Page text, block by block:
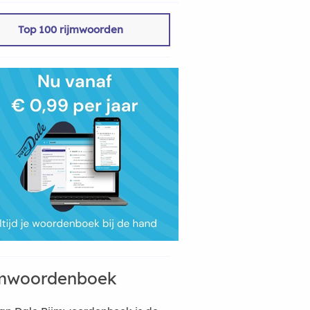
Top 100 rijmwoorden